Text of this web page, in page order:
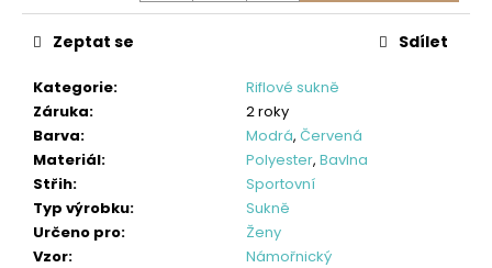
Kategorie:
Riflové sukně
Záruka:
2 roky
Barva: Modrá, Červená
Materiál: Polyester, Bavlna
Střih:
Sportovní
Typ výrobku:
Sukně
Určeno pro:
Ženy
Vzor: Námořnický
Zeptat se Sdílet
DĚTSKÉ
KALHOTY,
PETROLEJOVÉ,
LES
500
Kč